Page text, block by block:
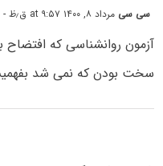
سی سی مرداد ۸, ۱۴۰۰ at ۹:۵۷ ق٫ظ - Reply
آزمون روانشناسی که افتضاح
سخت بودن که نمی شد